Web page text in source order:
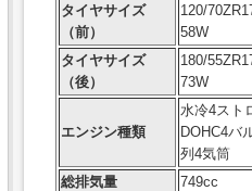
タイヤサイズ
（前）
120/
58W
タイヤサイズ
（後）
180/
73W
エンジン種類
水冷4スト
DOHC4バ
列4気筒
総排気量 749cc